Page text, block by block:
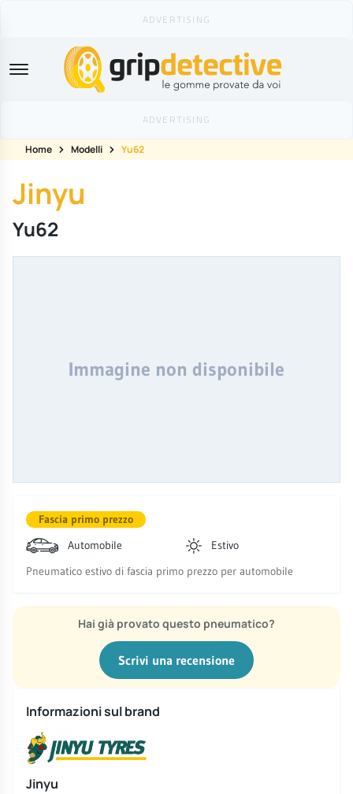
GripDetective
Home Modelli Yu62
Jinyu
Yu62
Immagine non disponibile
Fascia primo prezzo
Automobile
Estivo
Pneumatico estivo di fascia primo prezzo per automobile
Hai già provato questo pneumatico?
Scrivi una recensione
Informazioni sul brand
Jinyu